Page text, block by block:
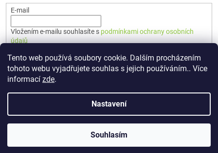
Tento web používá soubory cookie. Dalším procházením
tohoto webu vyjadřujete souhlas s jejich používáním.. Více
informací zde.
Nastavení
Souhlasím
E-mail
Vložením e-mailu souhlasíte s podmínkami ochrany osobních
údajů
PŘIHLÁSIT SE
Vytvořil Shoptet Premium
🇨🇿 TERUNKA. Všechna práva vyhrazena.